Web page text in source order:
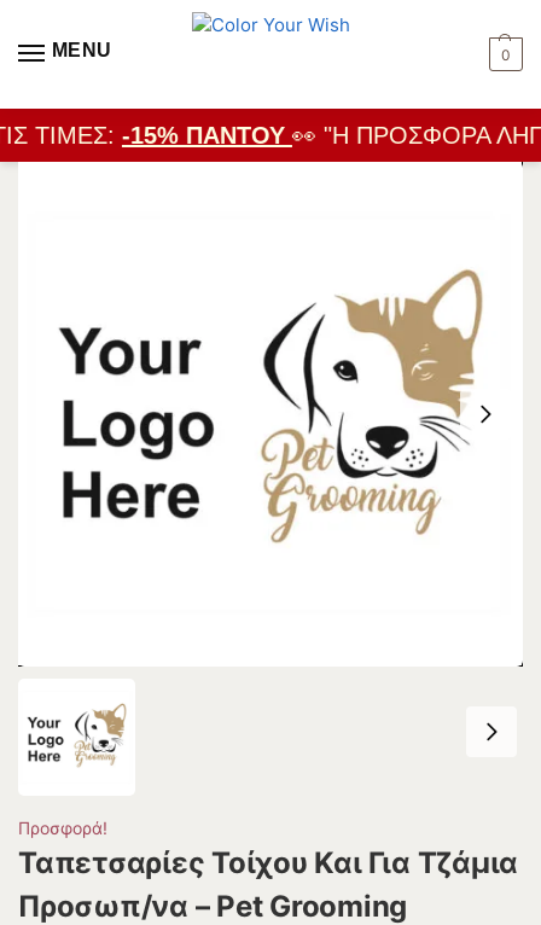
MENU 0
ΤΙΜΈΣ:-15% ΠΑΝΤΟΎ👀 "Η ΠΡΟΣΦΟΡΆ
Προσφορά!
Ταπετσαρίες Τοίχου Και Για Τζάμια
Προσωπ/να – Pet Grooming